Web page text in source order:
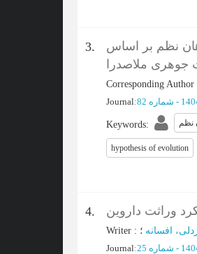
3.
نظم بر اساس
ملاصدرا
Corresponding Author
Journal:
Keywords: نظم
hypothesis of evolution
4. وراثت داروین
Writer : افسانه ؛
Journal: